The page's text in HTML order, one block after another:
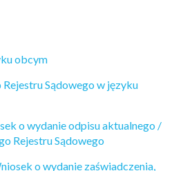
obcym
Sądowego w języku
o wydanie odpisu aktualnego /
Rejestru Sądowego
o wydanie zaświadczenia,